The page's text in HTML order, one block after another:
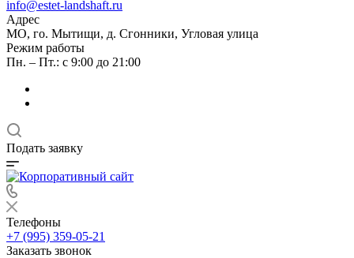
info@estet-landshaft.ru
Адрес
МО, го. Мытищи, д. Сгонники, Угловая улица
Режим работы
Пн. – Пт.: с 9:00 до 21:00
Подать заявку
Телефоны
+7 (995) 359-05-21
Заказать звонок